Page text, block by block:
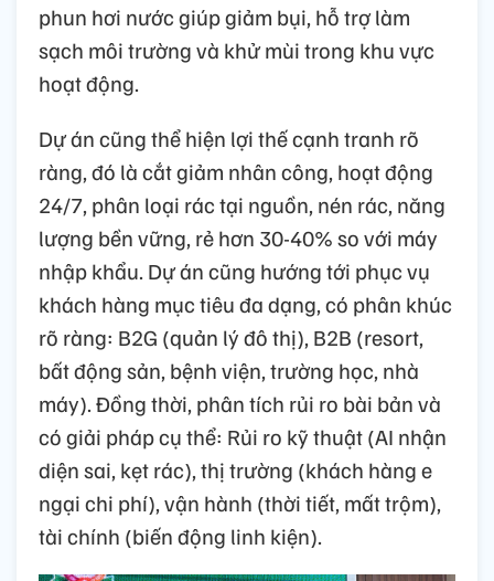
phun hơi nước giúp giảm bụi, hỗ trợ làm
sạch môi trường và khử mùi trong khu vực
hoạt động.
Dự án cũng thể hiện lợi thế cạnh tranh rõ
ràng, đó là cắt giảm nhân công, hoạt động
24/7, phân loại rác tại nguồn, nén rác, năng
lượng bền vững, rẻ hơn 30-40% so với máy
nhập khẩu. Dự án cũng hướng tới phục vụ
khách hàng mục tiêu đa dạng, có phân khúc
rõ ràng: B2G (quản lý đô thị), B2B (resort,
bất động sản, bệnh viện, trường học, nhà
máy). Đồng thời, phân tích rủi ro bài bản và
có giải pháp cụ thể: Rủi ro kỹ thuật (AI nhận
diện sai, kẹt rác), thị trường (khách hàng e
ngại chi phí), vận hành (thời tiết, mất trộm),
tài chính (biến động linh kiện).